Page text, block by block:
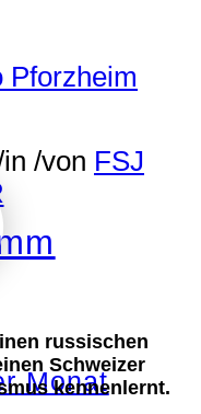
Monat
in /von FSJ
russischen
Schweizer
kennenlernt.